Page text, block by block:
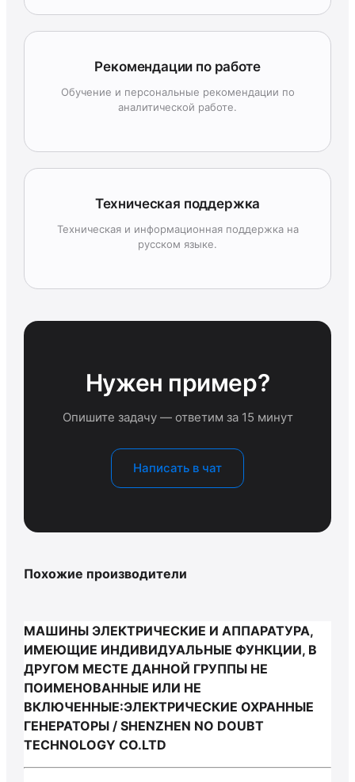
Рекомендации по работе
Обучение и персональные рекомендации по
аналитической работе.
Техническая поддержка
Техническая и информационная поддержка на
русском языке.
Нужен пример?
Опишите задачу — ответим за 15 минут
Написать в чат
Похожие производители
МАШИНЫ ЭЛЕКТРИЧЕСКИЕ И АППАРАТУРА,
ИМЕЮЩИЕ ИНДИВИДУАЛЬНЫЕ ФУНКЦИИ, В
ДРУГОМ МЕСТЕ ДАННОЙ ГРУППЫ НЕ
ПОИМЕНОВАННЫЕ ИЛИ НЕ
ВКЛЮЧЕННЫЕ:ЭЛЕКТРИЧЕСКИЕ ОХРАННЫЕ
ГЕНЕРАТОРЫ / SHENZHEN NO DOUBT
TECHNOLOGY CO.LTD